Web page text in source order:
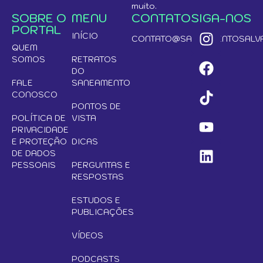
muito.
SOBRE O
PORTAL
QUEM
SOMOS
FALE
CONOSCO
POLÍTICA DE
PRIVACIDADE
E PROTEÇÃO
DE DADOS
PESSOAIS
MENU
INÍCIO
RETRATOS
DO
SANEAMENTO
PONTOS DE
VISTA
DICAS
PERGUNTAS E
RESPOSTAS
ESTUDOS E
PUBLICAÇÕES
VÍDEOS
PODCASTS
CONTATOSIGA-NOS